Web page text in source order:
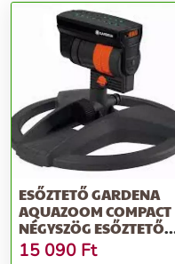
ESŐZTETŐ GARDENA
AQUAZOOM COMPACT
NÉGYSZÖG ESŐZTETŐ,
MAX: 216 M2
15 090 Ft